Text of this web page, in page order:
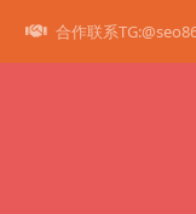
合作联系